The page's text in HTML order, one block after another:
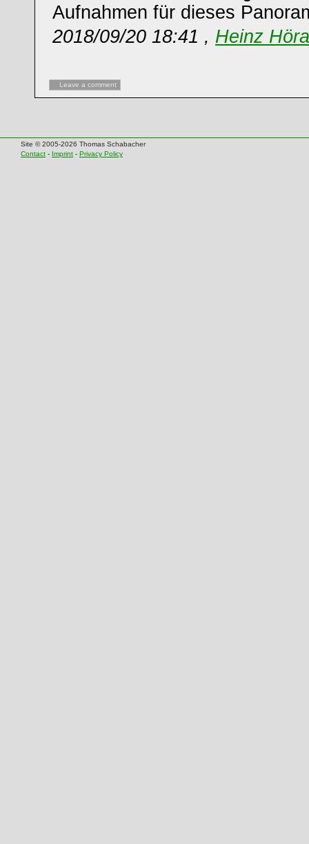
Aufnahmen für dieses
2018/09/20 18:41 , Heinz Höra
Leave a comment
Site © 2005-2026 Thomas Schabacher
Contact - Imprint - Privacy Policy